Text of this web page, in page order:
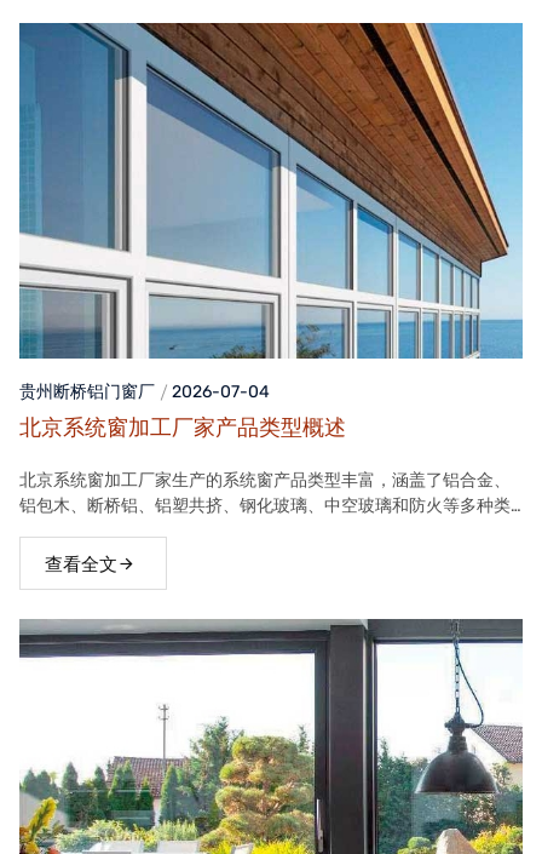
贵州断桥铝门窗厂 2026-07-04
北京系统窗加工厂家产品类型概述
北京系统窗加工厂家生产的系统窗产品类型丰富，涵盖了铝合金、
铝包木、断桥铝、铝塑共挤、钢化玻璃、中空玻璃和防火等多种类
满足不同客户的需求。
查看全文